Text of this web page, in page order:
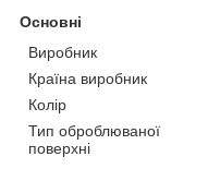
Основні
Виробник
Країна виробник
Колір
Тип оброблюваної
поверхні